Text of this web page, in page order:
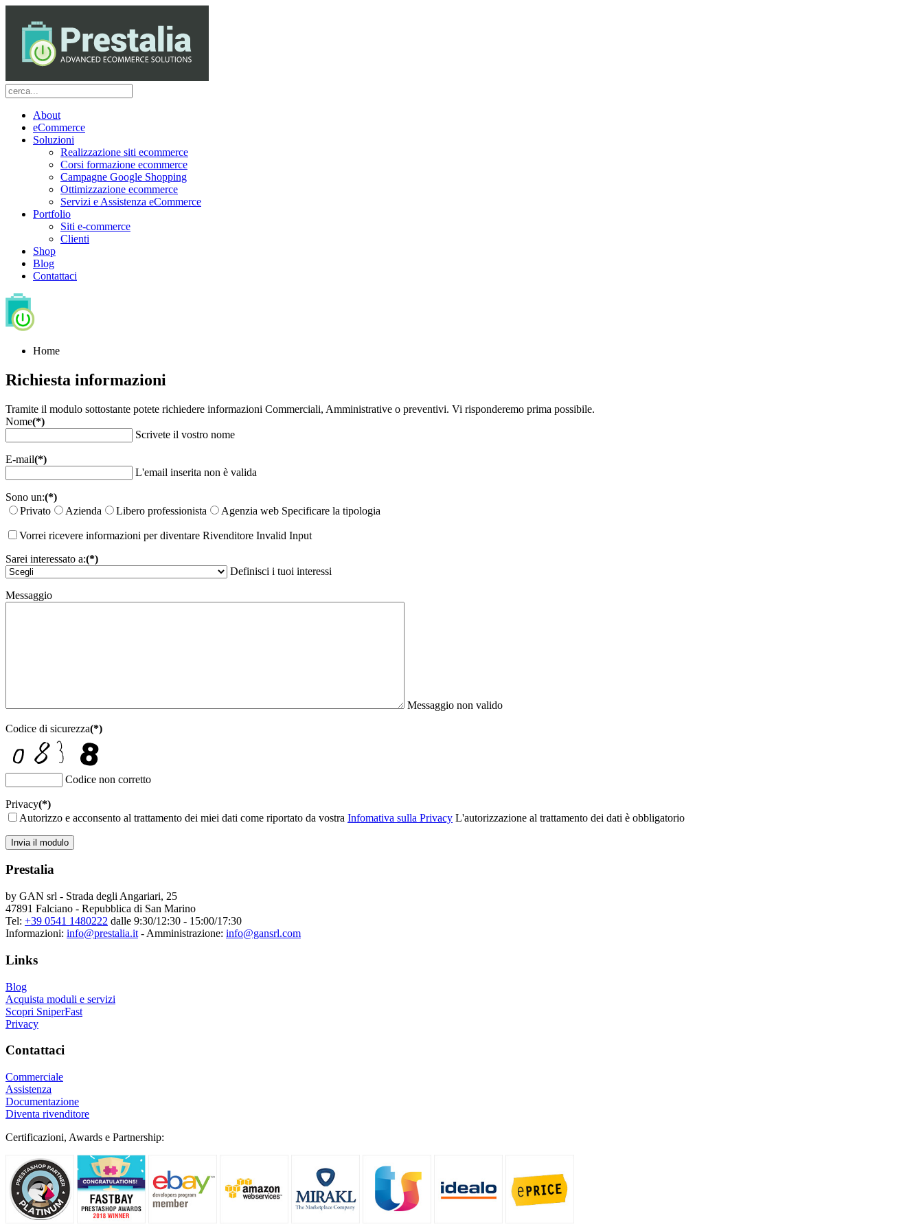
About
eCommerce
Soluzioni
Realizzazione siti ecommerce
Corsi formazione ecommerce
Campagne Google Shopping
Ottimizzazione ecommerce
Servizi e Assistenza eCommerce
Portfolio
Siti e-commerce
Clienti
Shop
Blog
Contattaci
Home
Richiesta informazioni
Tramite il modulo sottostante potete richiedere informazioni Commerciali, Amministrative o preventivi. Vi risponderemo prima possibile.
Nome(*)
Scrivete il vostro nome
E-mail(*)
L'email inserita non è valida
Sono un:(*)
Privato
Azienda Libero professionista Agenzia web Specificare la tipologia
Vorrei ricevere informazioni per diventare Rivenditore Invalid Input
Sarei interessato a:(*)
Definisci i tuoi interessi
Messaggio
Messaggio non valido
Codice di sicurezza(*)
Codice non corretto
Privacy(*)
Autorizzo e acconsento al trattamento dei miei dati come riportato da vostra Infomativa sulla Privacy L'autorizzazione al trattamento dei dati è obbligatorio
Invia il modulo
Prestalia
by GAN srl - Strada degli Angariari, 25
47891 Falciano - Repubblica di San Marino
Tel: +39 0541 1480222 dalle 9:30/12:30 - 15:00/17:30
Informazioni: info@prestalia.it - Amministrazione: info@gansrl.com
Links
Blog
Acquista moduli e servizi
Scopri SniperFast
Privacy
Contattaci
Commerciale
Assistenza
Documentazione
Diventa rivenditore
Certificazioni, Awards e Partnership: